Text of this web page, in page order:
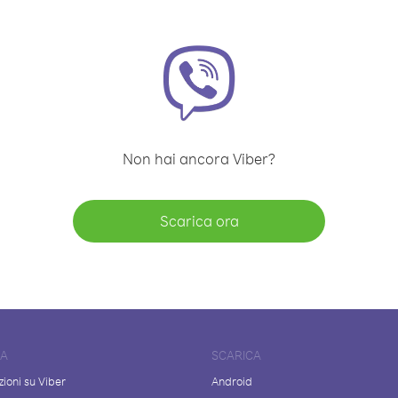
Non hai ancora Viber?
Scarica ora
su Viber
SCARICA
Android